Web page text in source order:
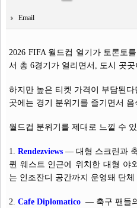
Email
2026 FIFA 월드컵 열기가 토론토
서 총 6경기가 열리면서, 도시 곳
하지만 높은 티켓 가격이 부담된
곳에는 경기 분위기를 즐기면서
월드컵 분위기를 제대로 느낄 수
1. Rendezviews — 대형 스크린과
퀸 웨스트 인근에 위치한 대형 야
는 인조잔디 공간까지 운영돼 단
2. Cafe Diplomatico — 축구 팬들